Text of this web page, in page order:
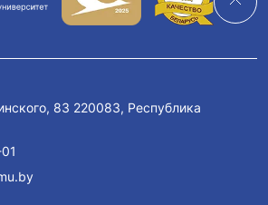
83 220083, Республика